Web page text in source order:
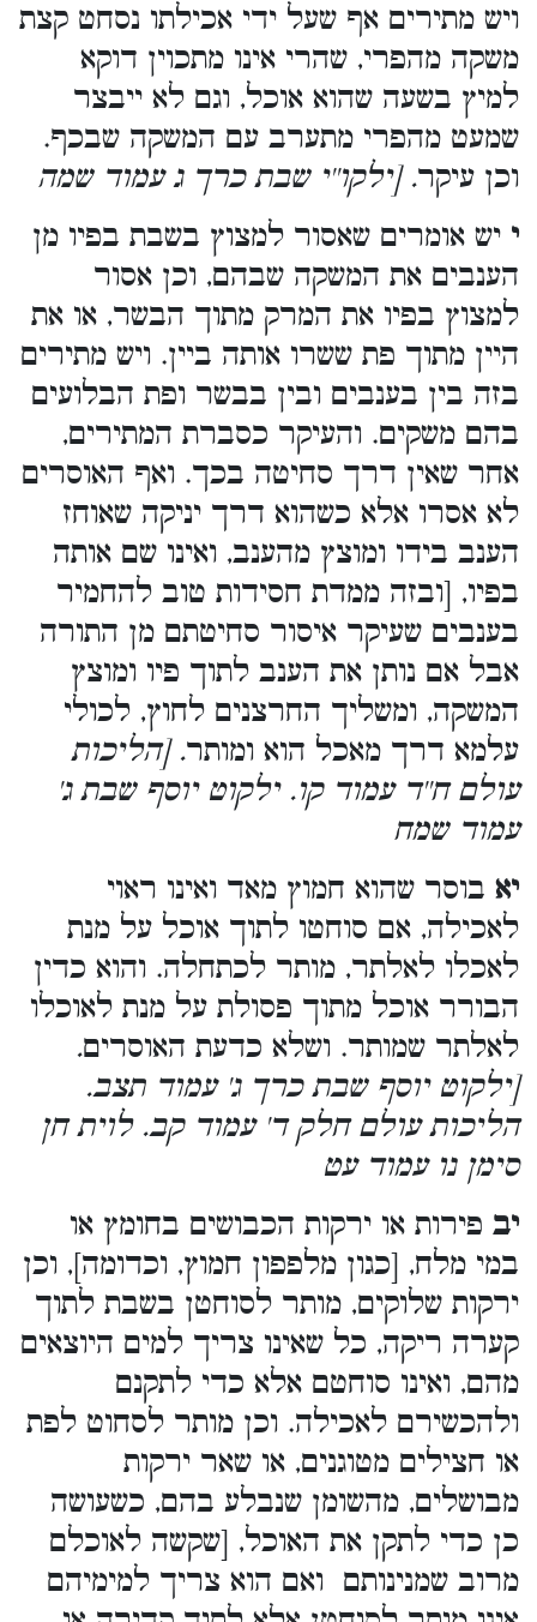
ויש מתירים אף שעל ידי אכילתו נסחט קצת
משקה מהפרי, שהרי אינו מתכוין דוקא
למיץ בשעה שהוא אוכל, וגם לא ייבצר
שמעט מהפרי מתערב עם המשקה שבכף.
וכן עיקר. [ילקו''י שבת כרך ג עמוד שמה
י יש אומרים שאסור למצוץ בשבת בפיו מן
הענבים את המשקה שבהם, וכן אסור
למצוץ בפיו את המרק מתוך הבשר, או את
היין מתוך פת ששרו אותה ביין. ויש מתירים
בזה בין בענבים ובין בבשר ופת הבלועים
בהם משקים. והעיקר כסברת המתירים,
אחר שאין דרך סחיטה בכך. ואף האוסרים
לא אסרו אלא כשהוא דרך יניקה שאוחז
הענב בידו ומוצץ מהענב, ואינו שם אותה
בפיו, [ובזה ממדת חסידות טוב להחמיר
בענבים שעיקר איסור סחיטתם מן התורה
אבל אם נותן את הענב לתוך פיו ומוצץ
המשקה, ומשליך החרצנים לחוץ, לכולי
עלמא דרך מאכל הוא ומותר. [הליכות
עולם ח''ד עמוד קו. ילקוט יוסף שבת ג'
עמוד שמח
יא בוסר שהוא חמוץ מאד ואינו ראוי
לאכילה, אם סוחטו לתוך אוכל על מנת
לאכלו לאלתר, מותר לכתחלה. והוא כדין
הבורר אוכל מתוך פסולת על מנת לאוכלו
לאלתר שמותר. ושלא כדעת האוסרים.
[ילקוט יוסף שבת כרך ג' עמוד תצב.
הליכות עולם חלק ד' עמוד קב. לוית חן
סימן נו עמוד עט
יב פירות או ירקות הכבושים בחומץ או
במי מלח, [כגון מלפפון חמוץ, וכדומה], וכן
ירקות שלוקים, מותר לסוחטן בשבת לתוך
קערה ריקה, כל שאינו צריך למים היוצאים
מהם, ואינו סוחטם אלא כדי לתקנם
ולהכשירם לאכילה. וכן מותר לסחוט לפת
או חצילים מטוגנים, או שאר ירקות
מבושלים, מהשומן שנבלע בהם, כשעושה
כן כדי לתקן את האוכל, [שקשה לאוכלם
מרוב שמנינותם ואם הוא צריך למימיהם